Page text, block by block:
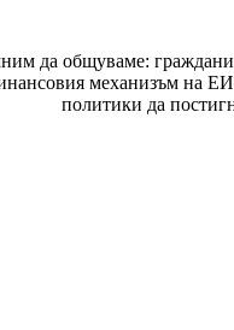
да общуваме:
механизъм на
политики да